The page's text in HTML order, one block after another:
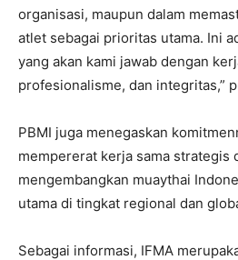
organisasi, maupun dalam
atlet sebagai prioritas utama. Ini
yang akan kami jawab dengan
profesionalisme, dan integritas,”
PBMI juga menegaskan
mempererat kerja sama strategis
mengembangkan muaythai
utama di tingkat regional dan
Sebagai informasi, IFMA